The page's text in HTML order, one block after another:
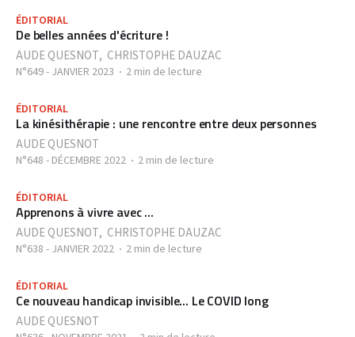
ÉDITORIAL
De belles années d'écriture !
AUDE QUESNOT, CHRISTOPHE DAUZAC
N°649 - JANVIER 2023 2 min de lecture
ÉDITORIAL
La kinésithérapie : une rencontre entre deux personnes
AUDE QUESNOT
N°648 - DÉCEMBRE 2022 2 min de lecture
ÉDITORIAL
Apprenons à vivre avec ...
AUDE QUESNOT, CHRISTOPHE DAUZAC
N°638 - JANVIER 2022 2 min de lecture
ÉDITORIAL
Ce nouveau handicap invisible... Le COVID long
AUDE QUESNOT